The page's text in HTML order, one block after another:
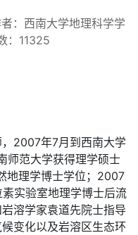
：西南大学地理科学学
11325
2007年7月到西南大学
师范大学获得理学硕士
地理学博士学位；2007
实验室地理学博士后流
溶学家袁道先院士指导
变化以及岩溶区生态环